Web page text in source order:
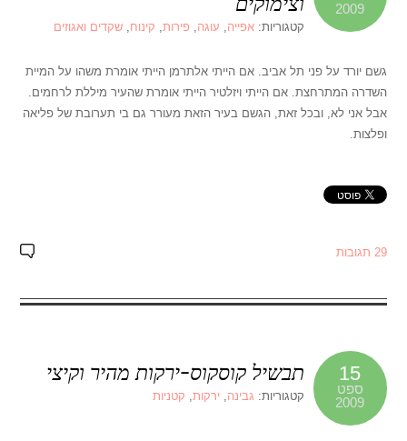
2009
קטגוריות:אפייה, עוגה,פירות, קינוח,שקדים ואגוזים
גשם יורד על פני תל אביב. אם הייתי אלתרמן הייתי אומרת משהו על המיית
השדרה המתרחצת. אם הייתי ויזלטיר הייתי אומרת שהעיר מיללת לרחמים.
אבל אני לא, ובכל זאת, הגשם בעיר הזאת מעורר גם בי תערובת של פליאה
ופלצות.
29 תגובות
15
ספט
2009
תבשיל קוסקוס-ירקות מהיר וקיצי
קטגוריות: גבינה,ירקות, קטניות